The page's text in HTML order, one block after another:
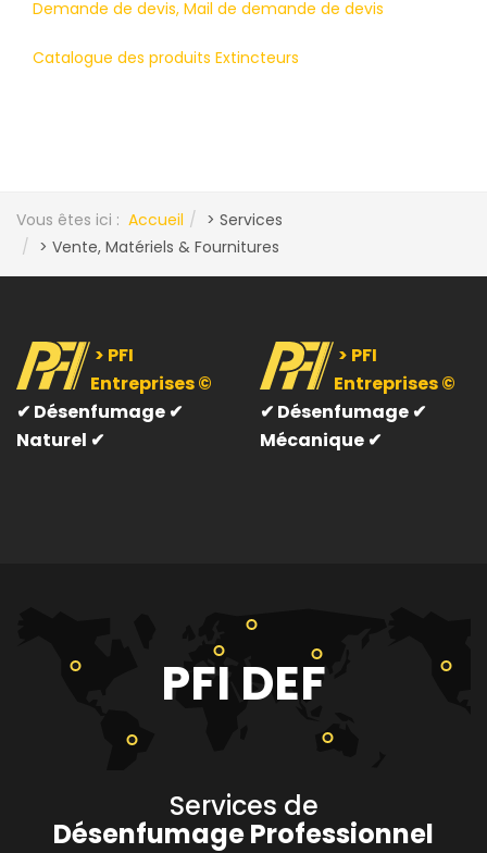
Demande de devis, Mail de demande de devis
Catalogue des produits Extincteurs
Vous êtes ici : Accueil
> Services
> Vente, Matériels & Fournitures
> PFI
Entreprises ©
✔ Désenfumage ✔
Naturel ✔
> PFI
Entreprises ©
✔ Désenfumage ✔
Mécanique ✔
PFI DEF
Services de
Désenfumage Professionnel